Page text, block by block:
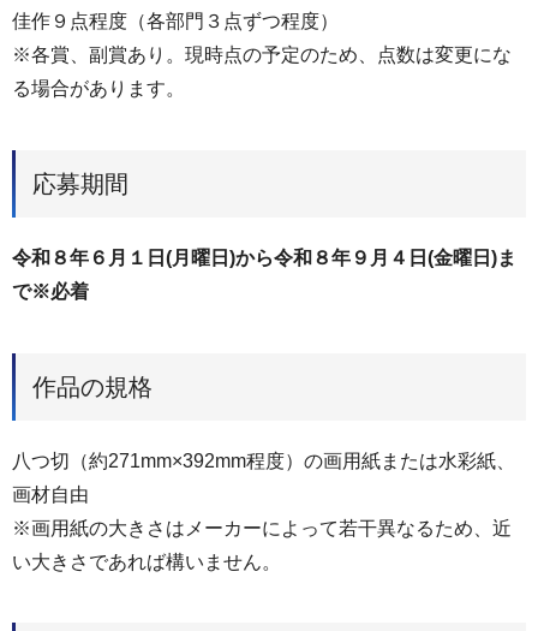
佳作９点程度（各部門３点ずつ程度）
※各賞、副賞あり。現時点の予定のため、点数は変更にな
る場合があります。
応募期間
令和８年６月１日(月曜日)から令和８年９月４日(金曜日)ま
で※必着
作品の規格
八つ切（約271mm×392mm程度）の画用紙または水彩紙、
画材自由
※画用紙の大きさはメーカーによって若干異なるため、近
い大きさであれば構いません。